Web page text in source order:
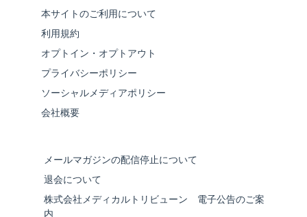
本サイトのご利用について
利用規約
オプトイン・オプトアウト
プライバシーポリシー
ソーシャルメディアポリシー
会社概要
メールマガジンの配信停止について
退会について
株式会社メディカルトリビューン 電子公告のご案
内